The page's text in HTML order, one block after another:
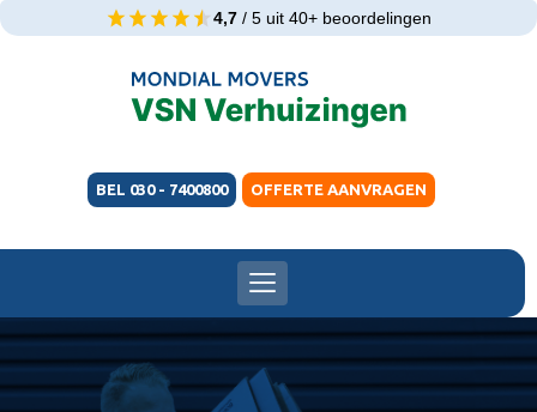
4,7 / 5 uit 40+ beoordelingen
BEL 030 - 7400800 OFFERTE AANVRAGEN